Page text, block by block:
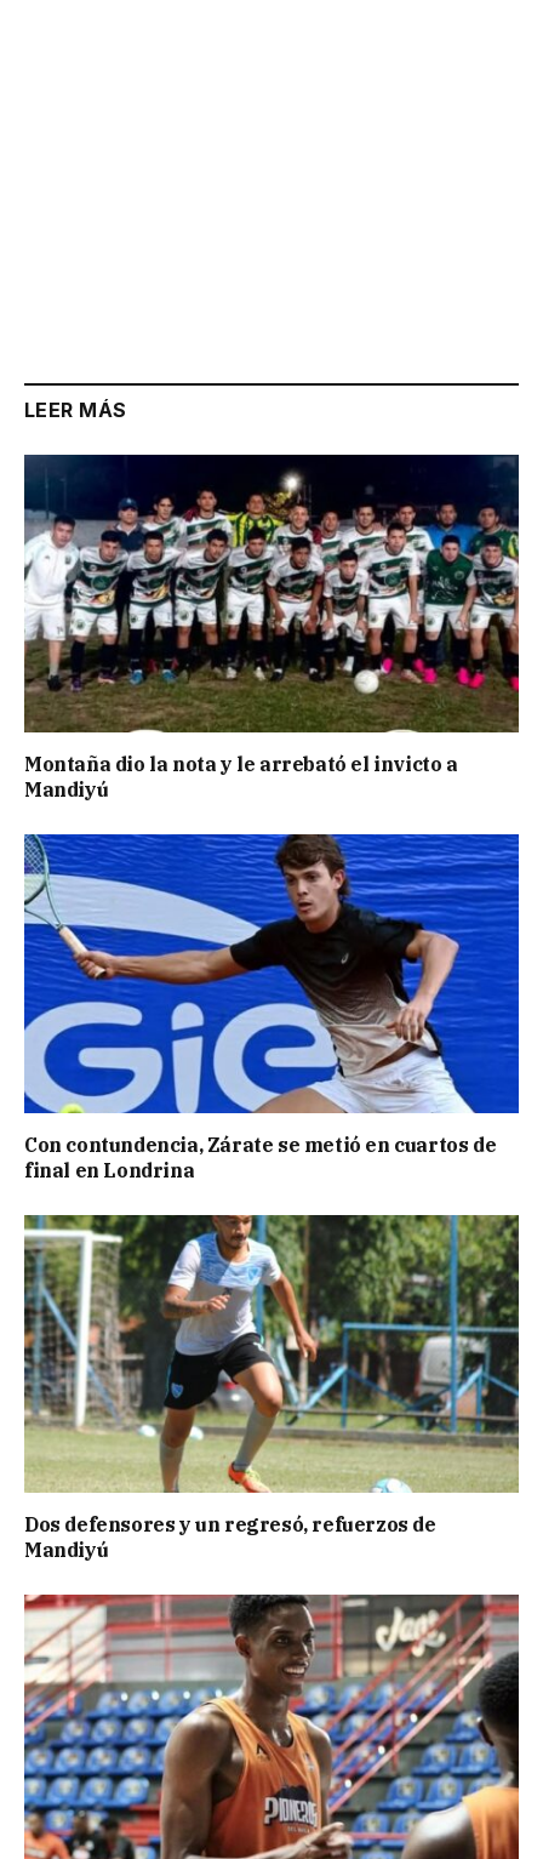
LEER MÁS
Montaña dio la nota y le arrebató el invicto a
Mandiyú
Con contundencia, Zárate se metió en cuartos de
final en Londrina
Dos defensores y un regresó, refuerzos de
Mandiyú